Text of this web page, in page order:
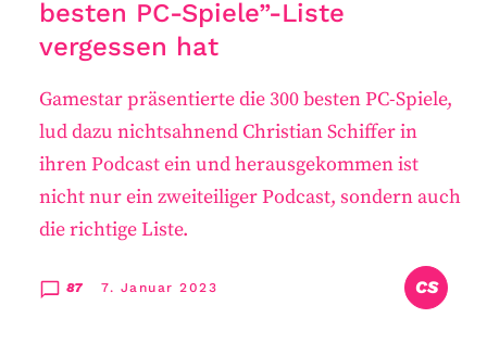
RSS-Feed
IMPRESSUM
DATENSCHUTZ
KONTAKT
Unterstützen
besten PC-Spiele”-Liste
vergessen hat
CS
87 7. Januar 2023
Gamestar präsentierte die 300 besten PC-Spiele,
lud dazu nichtsahnend Christian Schiffer in
ihren Podcast ein und herausgekommen ist
nicht nur ein zweiteiliger Podcast, sondern auch
die richtige Liste.